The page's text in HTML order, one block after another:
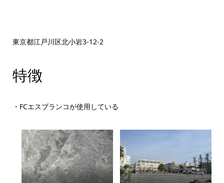
東京都江戸川区北小岩3-12-2
特徴
・FCエスブランコが使用している